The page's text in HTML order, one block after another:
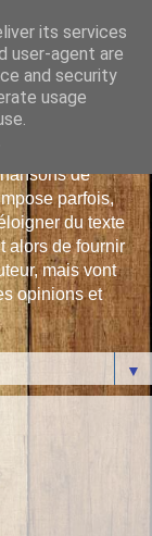
traductions -
de
parfois,
du texte
alors de fournir
mais vont
opinions et
▼
its services
user-agent are
and security
usage